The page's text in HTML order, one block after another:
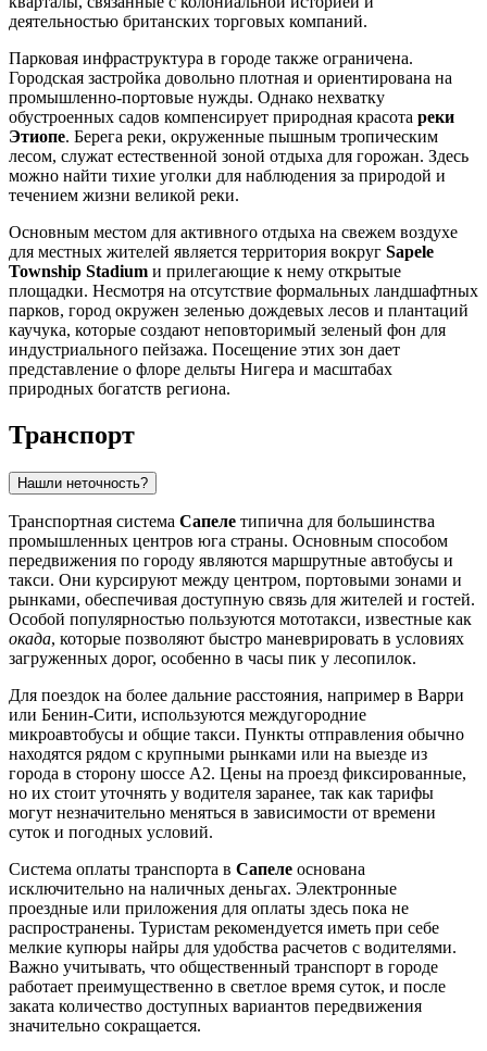
деятельностью британских торговых компаний.
Парковая инфраструктура в городе также ограничена.
Городская застройка довольно плотная и ориентирована на
промышленно-портовые нужды. Однако нехватку
обустроенных садов компенсирует природная красота реки
Этиопе. Берега реки, окруженные пышным тропическим
лесом, служат естественной зоной отдыха для горожан. Здесь
можно найти тихие уголки для наблюдения за природой и
течением жизни великой реки.
Основным местом для активного отдыха на свежем воздухе
для местных жителей является территория вокруг Sapele
Township Stadium и прилегающие к нему открытые
площадки. Несмотря на отсутствие формальных ландшафтных
парков, город окружен зеленью дождевых лесов и плантаций
каучука, которые создают неповторимый зеленый фон для
индустриального пейзажа. Посещение этих зон дает
представление о флоре дельты Нигера и масштабах
природных богатств региона.
Транспорт
Нашли неточность?
Транспортная система Сапеле типична для большинства
промышленных центров юга страны. Основным способом
передвижения по городу являются маршрутные автобусы и
такси. Они курсируют между центром, портовыми зонами и
рынками, обеспечивая доступную связь для жителей и гостей.
Особой популярностью пользуются мототакси, известные как
окада, которые позволяют быстро маневрировать в условиях
загруженных дорог, особенно в часы пик у лесопилок.
Для поездок на более дальние расстояния, например в Варри
или Бенин-Сити, используются междугородние
микроавтобусы и общие такси. Пункты отправления обычно
находятся рядом с крупными рынками или на выезде из
города в сторону шоссе A2. Цены на проезд фиксированные,
но их стоит уточнять у водителя заранее, так как тарифы
могут незначительно меняться в зависимости от времени
суток и погодных условий.
Система оплаты транспорта в Сапеле основана
исключительно на наличных деньгах. Электронные
проездные или приложения для оплаты здесь пока не
распространены. Туристам рекомендуется иметь при себе
мелкие купюры найры для удобства расчетов с водителями.
Важно учитывать, что общественный транспорт в городе
работает преимущественно в светлое время суток, и после
заката количество доступных вариантов передвижения
значительно сокращается.